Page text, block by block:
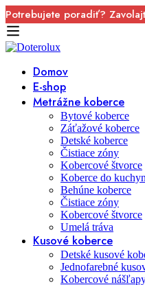
Potrebujete poradiť?
Domov
E-shop
Metrážne koberce
Bytové koberce
Záťažové koberce
Detské koberce
Čistiace zóny
Kobercové štvorce
Koberce do
Behúne koberce
Čistiace zóny
Kobercové štvorce
Umelá tráva
Kusové koberce
Detské kusové
Jednofarebné
Kobercové